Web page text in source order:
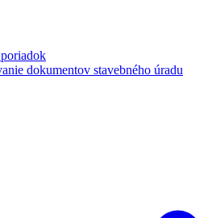
dokumentov stavebného úradu